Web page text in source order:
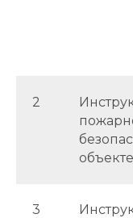
2
объекте
3